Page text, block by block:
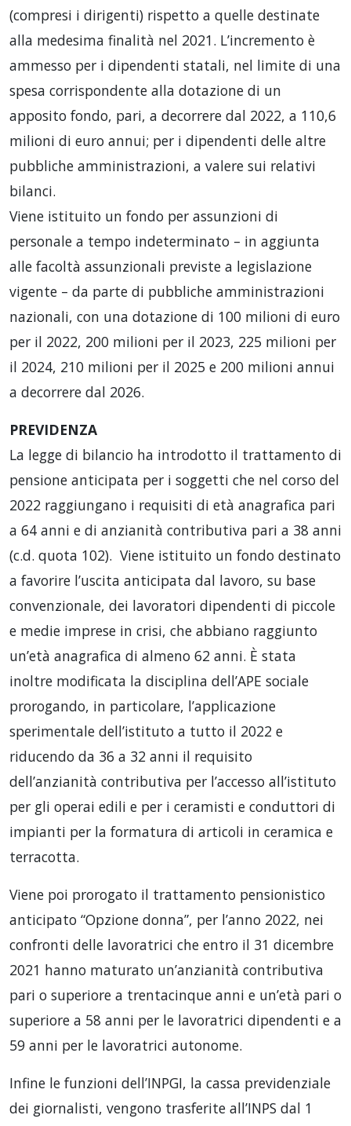
(compresi i dirigenti) rispetto a quelle destinate
alla medesima finalità nel 2021. L’incremento è
ammesso per i dipendenti statali, nel limite di una
spesa corrispondente alla dotazione di un
apposito fondo, pari, a decorrere dal 2022, a 110,6
milioni di euro annui; per i dipendenti delle altre
pubbliche amministrazioni, a valere sui relativi
bilanci.
Viene istituito un fondo per assunzioni di
personale a tempo indeterminato – in aggiunta
alle facoltà assunzionali previste a legislazione
vigente – da parte di pubbliche amministrazioni
nazionali, con una dotazione di 100 milioni di euro
per il 2022, 200 milioni per il 2023, 225 milioni per
il 2024, 210 milioni per il 2025 e 200 milioni annui
a decorrere dal 2026.
PREVIDENZA
La legge di bilancio ha introdotto il trattamento di
pensione anticipata per i soggetti che nel corso del
2022 raggiungano i requisiti di età anagrafica pari
a 64 anni e di anzianità contributiva pari a 38 anni
(c.d. quota 102). Viene istituito un fondo destinato
a favorire l’uscita anticipata dal lavoro, su base
convenzionale, dei lavoratori dipendenti di piccole
e medie imprese in crisi, che abbiano raggiunto
un’età anagrafica di almeno 62 anni. È stata
inoltre modificata la disciplina dell’APE sociale
prorogando, in particolare, l’applicazione
sperimentale dell’istituto a tutto il 2022 e
riducendo da 36 a 32 anni il requisito
dell’anzianità contributiva per l’accesso all’istituto
per gli operai edili e per i ceramisti e conduttori di
impianti per la formatura di articoli in ceramica e
terracotta.
Viene poi prorogato il trattamento pensionistico
anticipato “Opzione donna”, per l’anno 2022, nei
confronti delle lavoratrici che entro il 31 dicembre
2021 hanno maturato un’anzianità contributiva
pari o superiore a trentacinque anni e un’età pari o
superiore a 58 anni per le lavoratrici dipendenti e a
59 anni per le lavoratrici autonome.
Infine le funzioni dell’INPGI, la cassa previdenziale
dei giornalisti, vengono trasferite all’INPS dal 1